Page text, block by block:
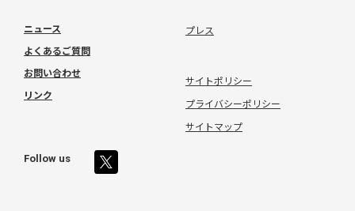
ニュース
よくあるご質問
お問い合わせ
リンク
プレス
サイトポリシー
プライバシーポリシー
サイトマップ
Follow us